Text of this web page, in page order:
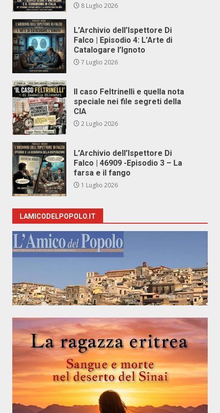
8 Luglio 2026
L’Archivio dell’Ispettore Di
Falco | Episodio 4: L’Arte di
Catalogare l’Ignoto
7 Luglio 2026
Il caso Feltrinelli e quella nota
speciale nei file segreti della
CIA
2 Luglio 2026
L’Archivio dell’Ispettore Di
Falco | 46909 -Episodio 3 – La
farsa e il fango
1 Luglio 2026
LAMICODELPOPOLO.IT